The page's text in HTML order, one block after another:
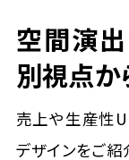
店舗デザイン
内装工事
什器レンタル
業態別のご
カフェ・飲食店
ホテル
歯科医院
雑貨屋
イベントブース
物販
アパレル
施工実績
空間演
別視点
売上や生産性
デザインをご紹